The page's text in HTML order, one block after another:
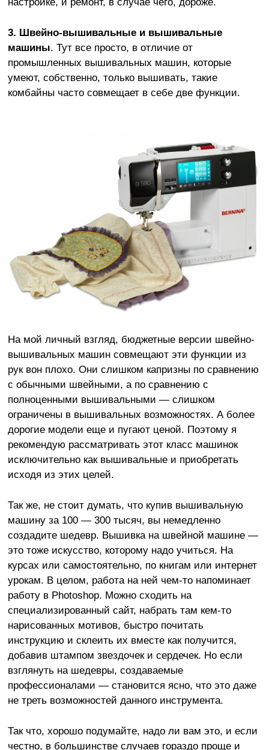
3. Швейно-вышивальные и вышивальные
машины. Тут все просто, в отличие от
промышленных вышивальных машин, которые
умеют, собственно, только вышивать, такие
комбайны часто совмещает в себе две функции.
На мой личный взгляд, бюджетные версии швейно-
вышивальных машин совмещают эти функции из
рук вон плохо. Они слишком капризны по сравнению
с обычными швейными, а по сравнению с
полноценными вышивальными — слишком
ограничены в вышивальных возможностях. А более
дорогие модели еще и пугают ценой. Поэтому я
рекомендую рассматривать этот класс машинок
исключительно как вышивальные и приобретать
исходя из этих целей.
Так же, не стоит думать, что купив вышивальную
машину за 100 — 300 тысяч, вы немедленно
создадите шедевр. Вышивка на швейной машине —
это тоже искусство, которому надо учиться. На
курсах или самостоятельно, по книгам или интернет
урокам. В целом, работа на ней чем-то напоминает
работу в Photoshop. Можно сходить на
специализированный сайт, набрать там кем-то
нарисованных мотивов, быстро почитать
инструкцию и склеить их вместе как получится,
добавив штампом звездочек и сердечек. Но если
взглянуть на шедевры, создаваемые
профессионалами — становится ясно, что это даже
не треть возможностей данного инструмента.
Так что, хорошо подумайте, надо ли вам это, и если
честно, в большинстве случаев гораздо проще и